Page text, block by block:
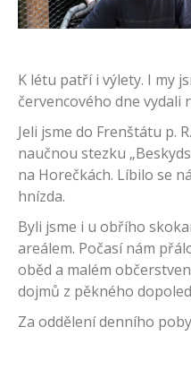
K létu patří i výlety. I my
červencového dne vydali
Jeli jsme do Frenštátu p.
naučnou stezku
na Horečkách. Líbilo se
hnízda.
Byli jsme i u obřího
areálem. Počasí nám
oběd a malém
dojmů z pěkného
Za oddělení denního